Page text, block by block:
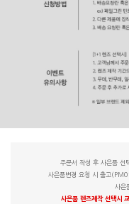
주문서 작성 후 사은품 선
사은품변경 요청 시 출고
사은
사은품 렌즈제작 선택시